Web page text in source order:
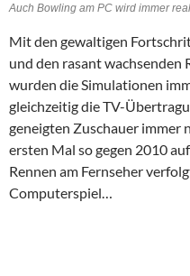
Auch Bowling am PC wird immer
Mit den gewaltigen
und den rasant wachsenden
wurden die Simulationen
gleichzeitig die TV-
geneigten Zuschauer immer
ersten Mal so gegen 2010
Rennen am Fernseher
Computerspiel…